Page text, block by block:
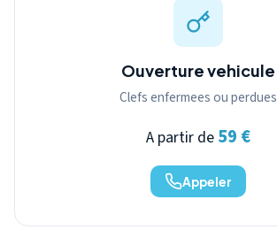
Ouverture vehicule
Clefs enfermees ou perdues
A partir de 59 €
Appeler